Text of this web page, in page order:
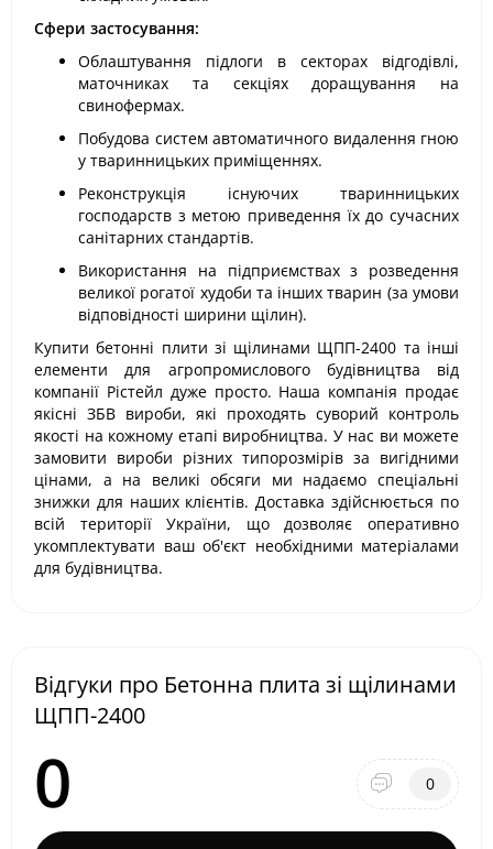
Сфери застосування:
Облаштування підлоги в секторах відгодівлі,
маточниках та секціях доращування на
свинофермах.
Побудова систем автоматичного видалення гною
у тваринницьких приміщеннях.
Реконструкція існуючих тваринницьких
господарств з метою приведення їх до сучасних
санітарних стандартів.
Використання на підприємствах з розведення
великої рогатої худоби та інших тварин (за умови
відповідності ширини щілин).
Купити бетонні плити зі щілинами ЩПП-2400 та інші
елементи для агропромислового будівництва від
компанії Рістейл дуже просто. Наша компанія продає
якісні ЗБВ вироби, які проходять суворий контроль
якості на кожному етапі виробництва. У нас ви можете
замовити вироби різних типорозмірів за вигідними
цінами, а на великі обсяги ми надаємо спеціальні
знижки для наших клієнтів. Доставка здійснюється по
всій території України, що дозволяє оперативно
укомплектувати ваш об'єкт необхідними матеріалами
для будівництва.
Відгуки про Бетонна плита зі щілинами
ЩПП-2400
0 0